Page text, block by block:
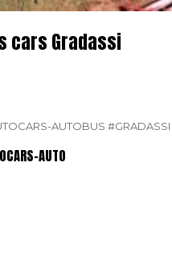
cars Gradassi
AUTOBUS #GRADASSI
AUTO